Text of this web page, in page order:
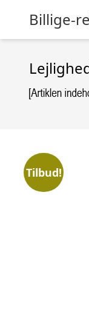
Billige-
Tilbud!